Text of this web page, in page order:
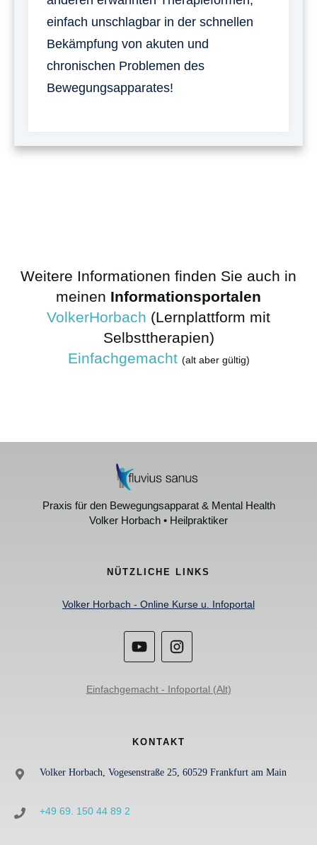
einfach unschlagbar in der schnellen
Bekämpfung von akuten und
chronischen Problemen des
Bewegungsapparates!
Weitere Informationen finden Sie auch in
meinen Informationsportalen
VolkerHorbach (Lernplattform mit
Selbsttherapien)
Einfachgemacht (alt aber gültig)
Praxis für den Bewegungsapparat & Mental Health
Volker Horbach • Heilpraktiker
NÜTZLICHE LINKS
Volker Horbach - Online Kurse u. Infoportal
Einfachgemacht - Infoportal (Alt)
KONTAKT
Volker Horbach, Vogesenstraße 25, 60529 Frankfurt am Main
+49 69. 150 44 89 2